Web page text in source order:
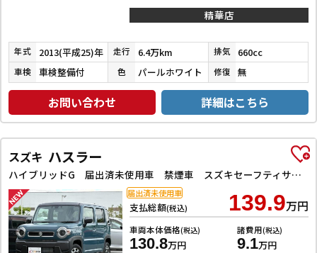
精華店
年式 2013(平成25)年 走行 6.4万km 排気 660cc
車検 車検整備付 色 パールホワイト 修復 無
お問い合わせ 詳細はこちら
スズキ ハスラー
ハイブリッドG 届出済未使用車 禁煙車 スズキセーフティサポート アダプティブクルーズコントロール LEDヘッドライト スマートキー プッシュスタート アイドリングストップ 前席シートヒーター ステアリングスイッチ
支払総額(税込) 139.9万円
車両本体価格(税込)
130.8万円
諸費用(税込)
9.1万円
届出済未使用車